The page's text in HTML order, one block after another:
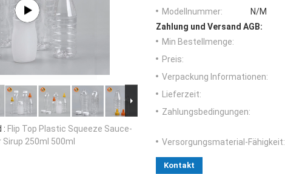
: Flip Top Plastic Squeeze Sauce-
Sirup 250ml 500ml
Modellnummer:
N/M
Zahlung und Versand AGB:
Min Bestellmenge:
Preis:
Verpackung Informationen:
Lieferzeit:
Zahlungsbedingungen:
Versorgungsmaterial-Fähigkeit:
Kontakt